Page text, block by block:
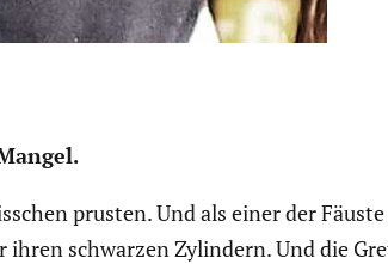
prusten. Und als einer der
schwarzen Zylindern. Und die